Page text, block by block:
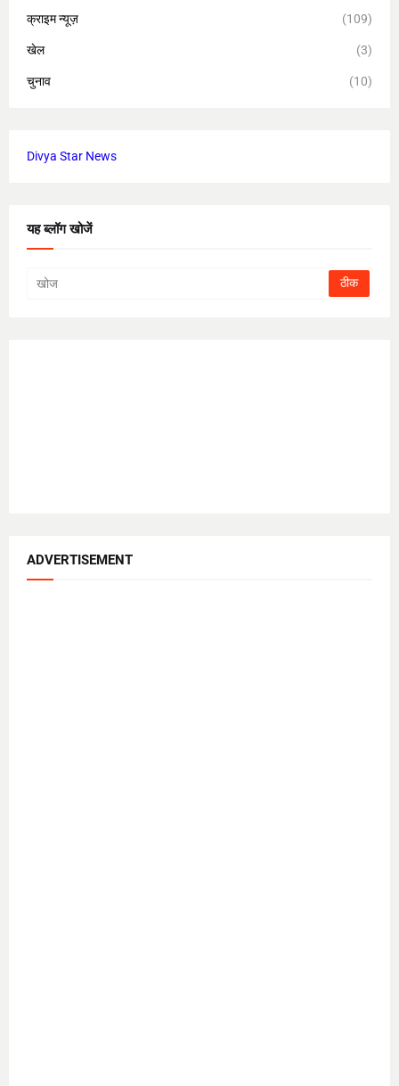
क्राइम न्यूज़ (109)
खेल (3)
चुनाव (10)
Divya Star News
यह ब्लॉग खोजें
ADVERTISEMENT